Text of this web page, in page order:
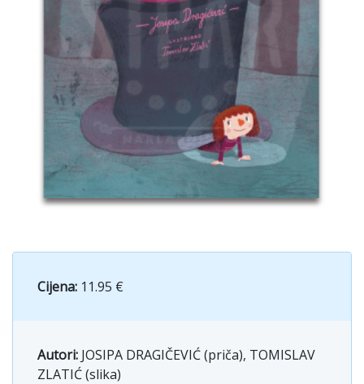
Cijena: 11.95 €
Autori: JOSIPA DRAGIČEVIĆ (priča), TOMISLAV
ZLATIĆ (slika)